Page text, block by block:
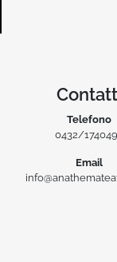
Telefono
0432/
Email